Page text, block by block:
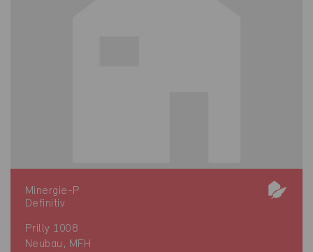
Minergie-P
Definitiv
Prilly 1008
Neubau, MFH